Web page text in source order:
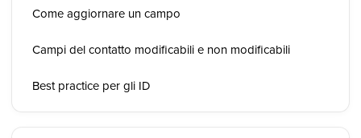
Come aggiornare un campo
Campi del contatto modificabili e non modificabili
Best practice per gli ID